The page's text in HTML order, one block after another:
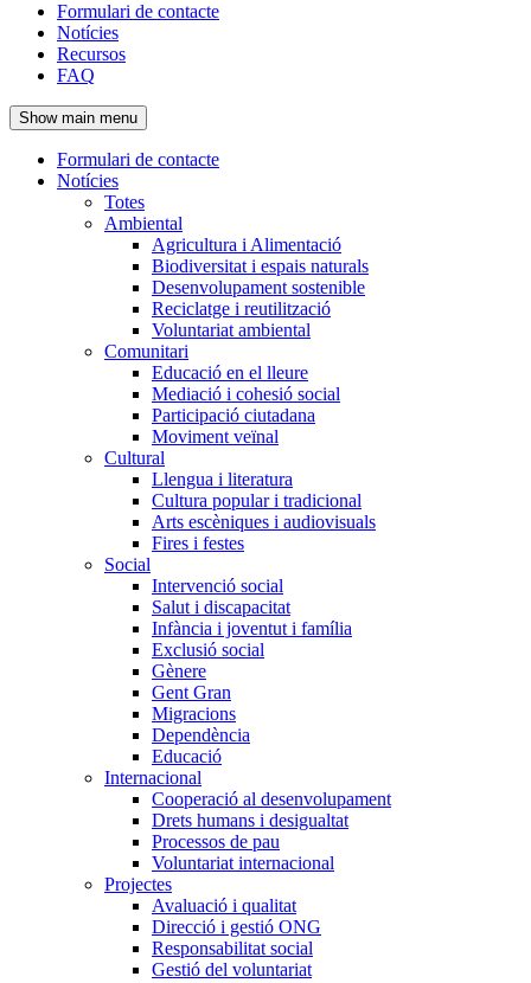
Navegació
principal
de
l'encapçalament
Formulari de contacte
Notícies
Recursos
FAQ
Show main menu
Navegació
principal
Formulari de contacte
Notícies
Totes
Ambiental
Agricultura i Alimentació
Biodiversitat i espais naturals
Desenvolupament sostenible
Reciclatge i reutilització
Voluntariat ambiental
Comunitari
Educació en el lleure
Mediació i cohesió social
Participació ciutadana
Moviment veïnal
Cultural
Llengua i literatura
Cultura popular i tradicional
Arts escèniques i audiovisuals
Fires i festes
Social
Intervenció social
Salut i discapacitat
Infància i joventut i família
Exclusió social
Gènere
Gent Gran
Migracions
Dependència
Educació
Internacional
Cooperació al desenvolupament
Drets humans i desigualtat
Processos de pau
Voluntariat internacional
Projectes
Avaluació i qualitat
Direcció i gestió ONG
Responsabilitat social
Gestió del voluntariat